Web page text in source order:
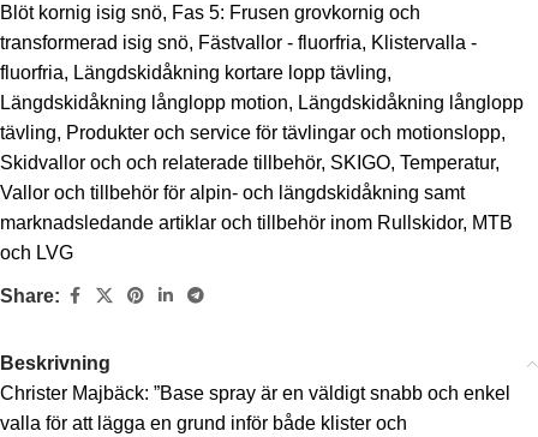
Blöt kornig isig snö, Fas 5: Frusen grovkornig och
transformerad isig snö, Fästvallor - fluorfria, Klistervalla -
fluorfria, Längdskidåkning kortare lopp tävling,
Längdskidåkning långlopp motion, Längdskidåkning långlopp
tävling, Produkter och service för tävlingar och motionslopp,
Skidvallor och och relaterade tillbehör, SKIGO, Temperatur,
Vallor och tillbehör för alpin- och längdskidåkning samt
marknadsledande artiklar och tillbehör inom Rullskidor, MTB
och LVG
Share:
Beskrivning
Christer Majbäck: ”Base spray är en väldigt snabb och enkel
valla för att lägga en grund inför både klister och